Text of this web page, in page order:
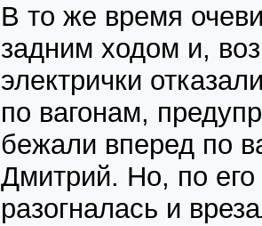
В то же время
задним ходом и,
электрички
по вагонам,
бежали вперед по
Дмитрий. Но, по
разогналась и